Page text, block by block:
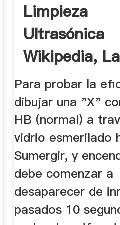
Limpieza
Ultrasónica
Wikipedia, La
Enciclopedia
Para probar la
dibujar una "X"
HB (normal) a
vidrio esmerilado
Sumergir, y
debe comenzar a
desaparecer de
pasados 10